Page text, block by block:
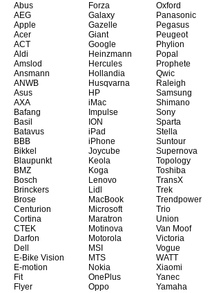
Abus
AEG
Apple
Acer
ACT
Aldi
Amslod
Ansmann
ANWB
Asus
AXA
Bafang
Basil
Batavus
BBB
Bikkel
Blaupunkt
BMZ
Bosch
Brinckers
Brose
Centurion
Cortina
CTEK
Darfon
Dell
E-Bike Vision
E-motion
Fit
Flyer
Forza
Galaxy
Gazelle
Giant
Google
Heinzmann
Hercules
Hollandia
Husqvarna
HP
iMac
Impulse
ION
iPad
iPhone
Joycube
Keola
Koga
Lenovo
Lidl
MacBook
Microsoft
Maratron
Motinova
Motorola
MSI
MTS
Nokia
OnePlus
Oppo
Oxford
Panasonic
Pegasus
Peugeot
Phylion
Popal
Prophete
Qwic
Raleigh
Samsung
Shimano
Sony
Sparta
Stella
Suntour
Supernova
Topology
Toshiba
TransX
Trek
Trendpower
Trio
Union
Van Moof
Victoria
Vogue
WATT
Xiaomi
Yanec
Yamaha